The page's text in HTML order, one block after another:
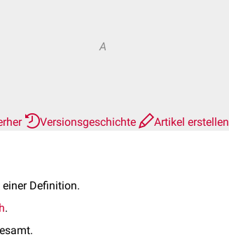
A
Versionsgeschichte Artikel erstellen
Definition.
.